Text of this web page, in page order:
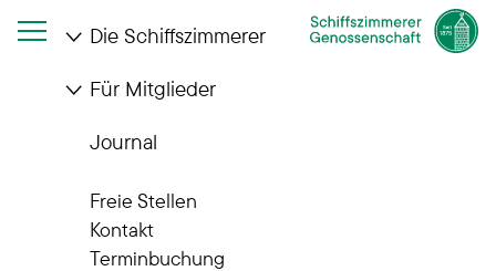
Die Schiffszimmerer
Für Mitglieder
Journal
Freie Stellen
Kontakt
Terminbuchung
Startseite
Die Schiffszimmerer Wohnanlagen
Pergolenviertel